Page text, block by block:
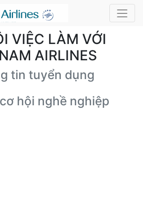
VIỆC LÀM VỚI
AIRLINES
tin tuyển dụng
cơ hội nghề nghiệp